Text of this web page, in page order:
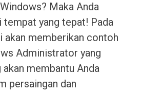
Maka Anda
tempat yang tepat! Pada
akan memberikan contoh
Administrator yang
akan membantu Anda
persaingan dan